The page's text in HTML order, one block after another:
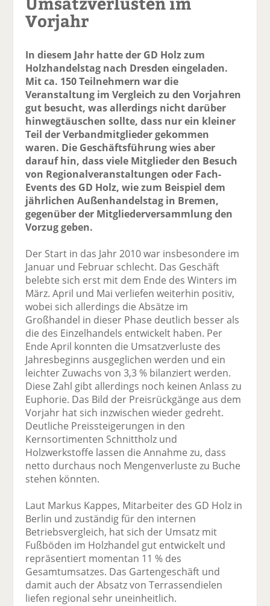
Vorjahr
In diesem Jahr hatte der GD Holz zum
Holzhandelstag nach Dresden eingeladen.
Mit ca. 150 Teilnehmern war die
Veranstaltung im Vergleich zu den Vorjahren
gut besucht, was allerdings nicht darüber
hinwegtäuschen sollte, dass nur ein kleiner
Teil der Verbandmitglieder gekommen
waren. Die Geschäftsführung wies aber
darauf hin, dass viele Mitglieder den Besuch
von Regionalveranstaltungen oder Fach-
Events des GD Holz, wie zum Beispiel dem
jährlichen Außenhandelstag in Bremen,
gegenüber der Mitgliederversammlung den
Vorzug geben.
Der Start in das Jahr 2010 war insbesondere im
Januar und Februar schlecht. Das Geschäft
belebte sich erst mit dem Ende des Winters im
März. April und Mai verliefen weiterhin positiv,
wobei sich allerdings die Absätze im
Großhandel in dieser Phase deutlich besser als
die des Einzelhandels entwickelt haben. Per
Ende April konnten die Umsatzverluste des
Jahresbeginns ausgeglichen werden und ein
leichter Zuwachs von 3,3 % bilanziert werden.
Diese Zahl gibt allerdings noch keinen Anlass zu
Euphorie. Das Bild der Preisrückgänge aus dem
Vorjahr hat sich inzwischen wieder gedreht.
Deutliche Preissteigerungen in den
Kernsortimenten Schnittholz und
Holzwerkstoffe lassen die Annahme zu, dass
netto durchaus noch Mengenverluste zu Buche
stehen könnten.
Laut Markus Kappes, Mitarbeiter des GD Holz in
Berlin und zuständig für den internen
Betriebsvergleich, hat sich der Umsatz mit
Fußböden im Holzhandel gut entwickelt und
repräsentiert momentan 11 % des
Gesamtumsatzes. Das Gartengeschäft und
damit auch der Absatz von Terrassendielen
liefen regional sehr uneinheitlich.